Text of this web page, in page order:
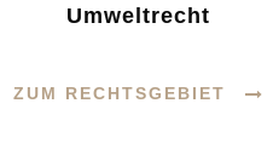
Umweltrecht
ZUM RECHTSGEBIET